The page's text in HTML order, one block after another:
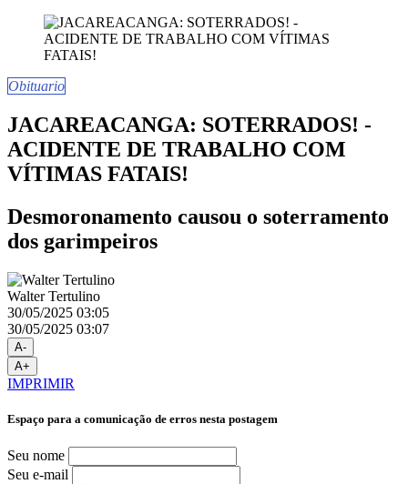
Obituario
JACAREACANGA: SOTERRADOS! -
ACIDENTE DE TRABALHO COM
VÍTIMAS FATAIS!
Desmoronamento causou o soterramento
dos garimpeiros
Walter Tertulino
30/05/2025 03:05
30/05/2025 03:07
A-
A+
IMPRIMIR
Espaço para a comunicação de erros nesta postagem
Seu nome
Seu e-mail